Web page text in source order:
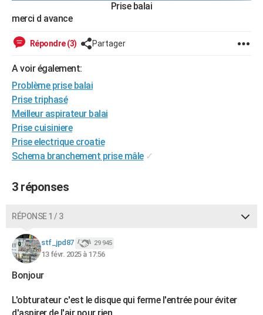
Prise balai
merci d avance
Répondre (3) Partager
A voir également:
Problème prise balai
Prise triphasé
Meilleur aspirateur balai
Prise cuisiniere
Prise electrique croatie
Schema branchement prise mâle ✓
3 réponses
RÉPONSE 1 / 3
stf_jpd87 29 945
13 févr. 2025 à 17:56
Bonjour
L'obturateur c'est le disque qui ferme l'entrée pour éviter
d'aspirer de l'air pour rien.